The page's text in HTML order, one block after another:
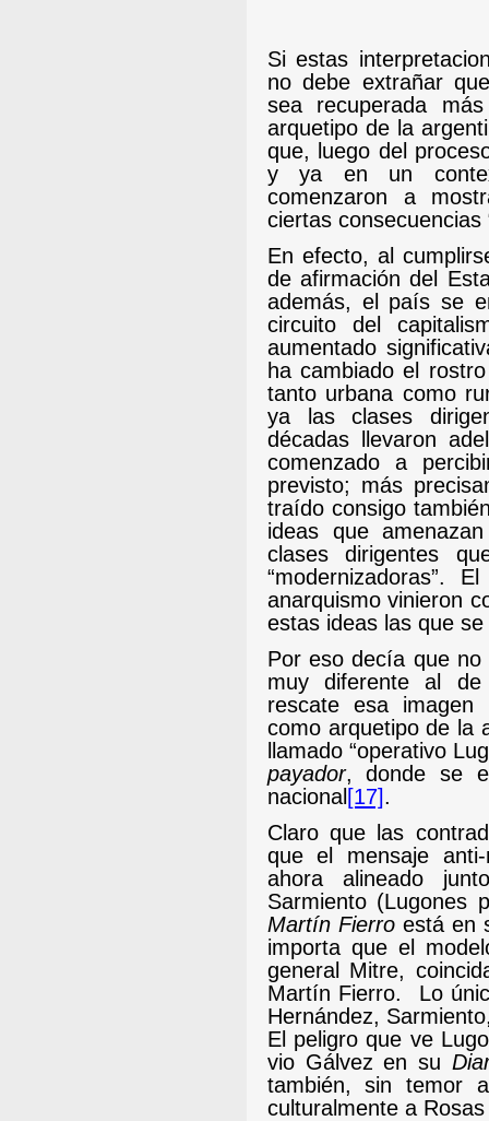
Si estas
no debe extrañar
sea recuperada
arquetipo de la
que, luego del
y ya en un
comenzaron a
ciertas consecuencias
En efecto, al
de afirmación del
además, el país se
circuito del
aumentado
ha cambiado el
tanto urbana como
ya las clases
décadas llevaron
comenzado a
previsto; más
traído consigo
ideas que
clases dirigentes
“modernizadoras”.
El
anarquismo vinieron
estas ideas las que se
Por eso decía que
muy diferente al de
rescate esa
como arquetipo de la
llamado “operativo
payador, donde se
nacional[17].
Claro que las
que el mensaje
ahora alineado
Sarmiento (Lugones
Martín Fierro está en
importa que el
general Mitre,
Martín Fierro.
Lo
Hernández,
El peligro que ve
vio Gálvez en su
también, sin temor
culturalmente a